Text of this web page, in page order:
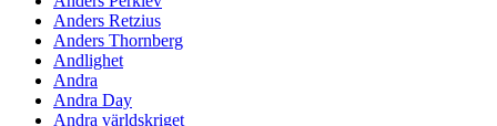
Anders Retzius
Anders Thornberg
Andlighet
Andra
Andra Day
Andra världskriget